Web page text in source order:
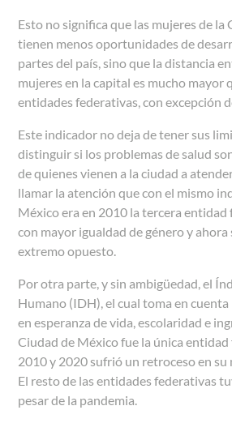
Esto no significa que las mujeres de la
tienen menos oportunidades de
partes del país, sino que la distancia
mujeres en la capital es mucho mayor
entidades federativas, con excepción
Este indicador no deja de tener sus
distinguir si los problemas de salud
de quienes vienen a la ciudad a
llamar la atención que con el mismo
México era en 2010 la tercera entidad
con mayor igualdad de género y ahora
extremo opuesto.
Por otra parte, y sin ambigüedad, el
Humano (IDH), el cual toma en
en esperanza de vida, escolaridad e
Ciudad de México fue la única
2010 y 2020 sufrió un retroceso en su
El resto de las entidades federativas
pesar de la pandemia.